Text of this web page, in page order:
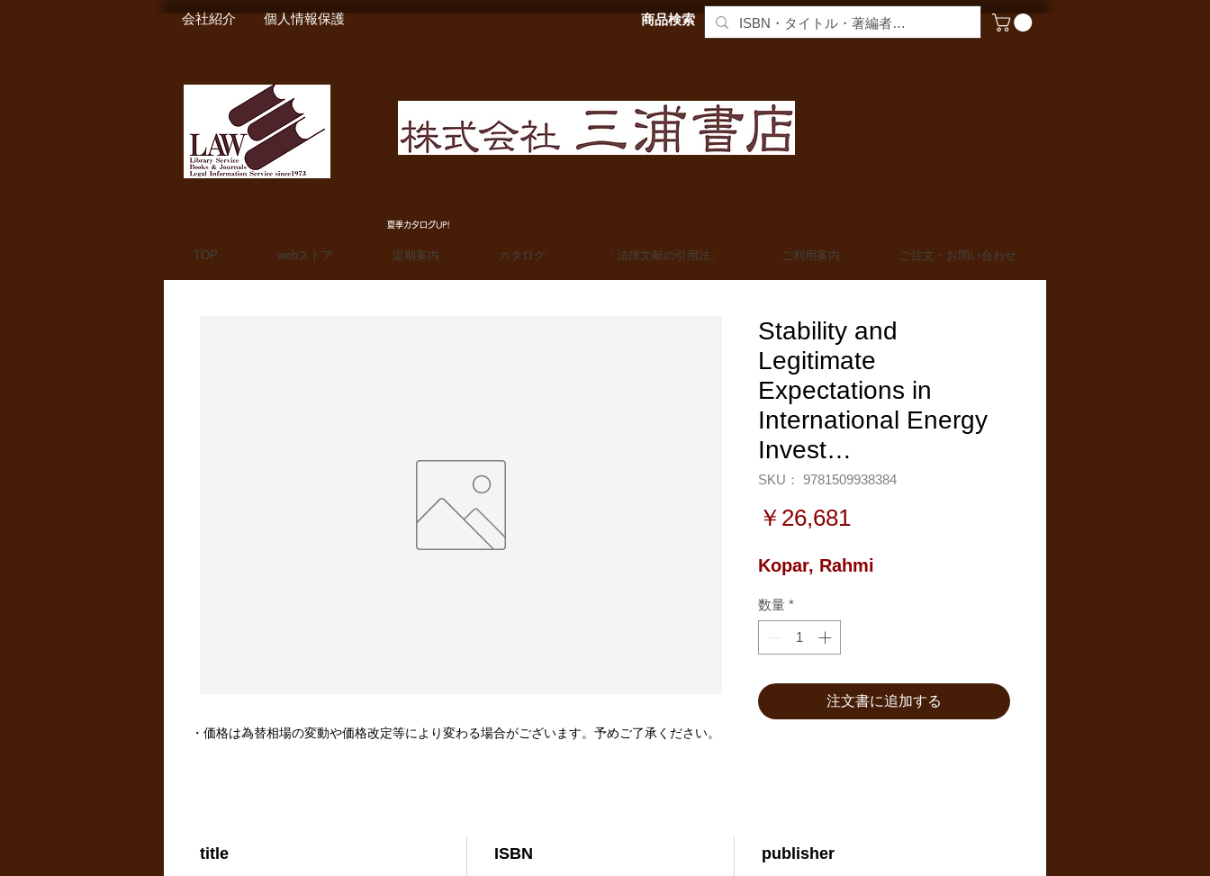
会社紹介 個人情報保護 商品検索
夏季カタログUP!
TOP webストア 定期案内 カタログ 「法律文献の引用法」 ご利用案内 ご注文・お問い合わせ
Stability and
Legitimate
Expectations in
International Energy
Invest…
SKU： 9781509938384
￥26,681
Kopar, Rahmi
数量 *
注文書に追加する
title ISBN publisher
・価格は為替相場の変動や価格改定等により変わる場合がございます。予めご了承ください。